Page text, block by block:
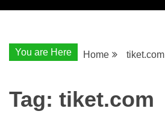
You are Here Home tiket.com
Tag: tiket.com